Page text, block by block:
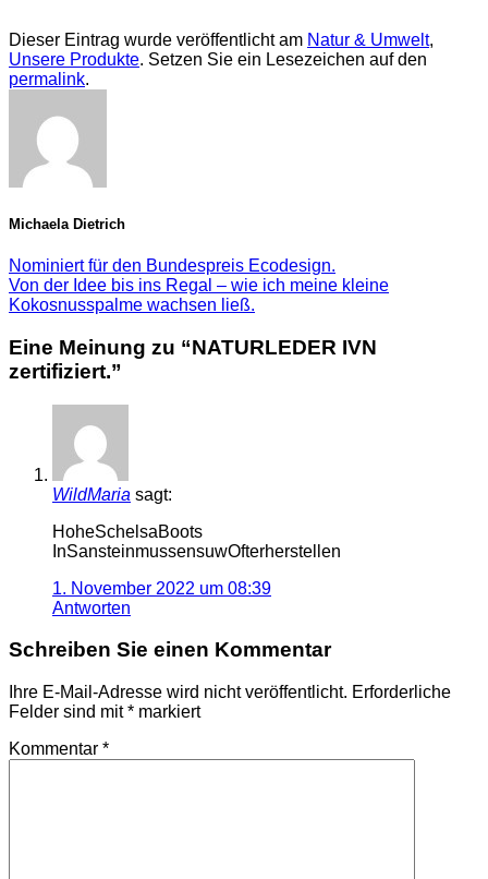
Dieser Eintrag wurde veröffentlicht am Natur & Umwelt,
Unsere Produkte. Setzen Sie ein Lesezeichen auf den
permalink.
Michaela Dietrich
Nominiert für den Bundespreis Ecodesign.
Von der Idee bis ins Regal – wie ich meine kleine
Kokosnusspalme wachsen ließ.
Eine Meinung zu “NATURLEDER IVN
zertifiziert.”
WildMaria sagt:
HoheSchelsaBoots
InSansteinmussensuwOfterherstellen
1. November 2022 um 08:39
Antworten
Schreiben Sie einen Kommentar
Ihre E-Mail-Adresse wird nicht veröffentlicht. Erforderliche
Felder sind mit* markiert
Kommentar *